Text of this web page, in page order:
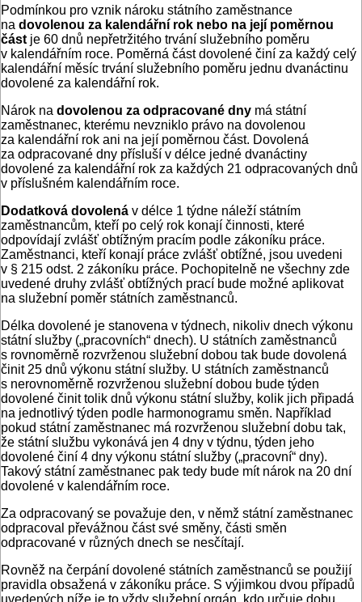
Podmínkou pro vznik nároku státního zaměstnance
na dovolenou za kalendářní rok nebo na její poměrnou
část je 60 dnů nepřetržitého trvání služebního poměru
v kalendářním roce. Poměrná část dovolené činí za každý celý
kalendářní měsíc trvání služebního poměru jednu dvanáctinu
dovolené za kalendářní rok.
Nárok na dovolenou za odpracované dny má státní
zaměstnanec, kterému nevzniklo právo na dovolenou
za kalendářní rok ani na její poměrnou část. Dovolená
za odpracované dny přísluší v délce jedné dvanáctiny
dovolené za kalendářní rok za každých 21 odpracovaných dnů
v příslušném kalendářním roce.
Dodatková dovolená v délce 1 týdne náleží státním
zaměstnancům, kteří po celý rok konají činnosti, které
odpovídají zvlášť obtížným pracím podle zákoníku práce.
Zaměstnanci, kteří konají práce zvlášť obtížné, jsou uvedeni
v § 215 odst. 2 zákoníku práce. Pochopitelně ne všechny zde
uvedené druhy zvlášť obtížných prací bude možné aplikovat
na služební poměr státních zaměstnanců.
Délka dovolené je stanovena v týdnech, nikoliv dnech výkonu
státní služby („pracovních“ dnech). U státních zaměstnanců
s rovnoměrně rozvrženou služební dobou tak bude dovolená
činit 25 dnů výkonu státní služby. U státních zaměstnanců
s nerovnoměrně rozvrženou služební dobou bude týden
dovolené činit tolik dnů výkonu státní služby, kolik jich připadá
na jednotlivý týden podle harmonogramu směn. Například
pokud státní zaměstnanec má rozvrženou služební dobu tak,
že státní službu vykonává jen 4 dny v týdnu, týden jeho
dovolené činí 4 dny výkonu státní služby („pracovní“ dny).
Takový státní zaměstnanec pak tedy bude mít nárok na 20 dní
dovolené v kalendářním roce.
Za odpracovaný se považuje den, v němž státní zaměstnanec
odpracoval převážnou část své směny, části směn
odpracované v různých dnech se nesčítají.
Rovněž na čerpání dovolené státních zaměstnanců se použijí
pravidla obsažená v zákoníku práce. S výjimkou dvou případů